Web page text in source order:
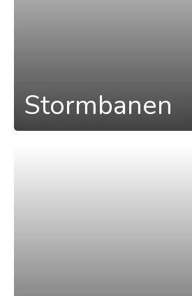
Stormbanen